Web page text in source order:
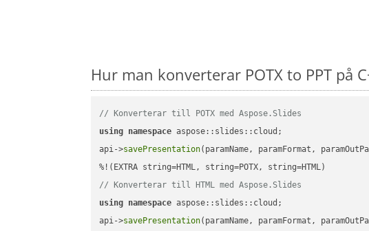
Hur man konverterar POTX to PPT på
// Konverterar till POTX med Aspose.Slides
using namespace aspose::slides::cloud;
api->savePresentation(paramName, paramFormat,
// Konverterar till HTML med Aspose.Slides
using namespace aspose::slides::cloud;
api->savePresentation(paramName, paramFormat,